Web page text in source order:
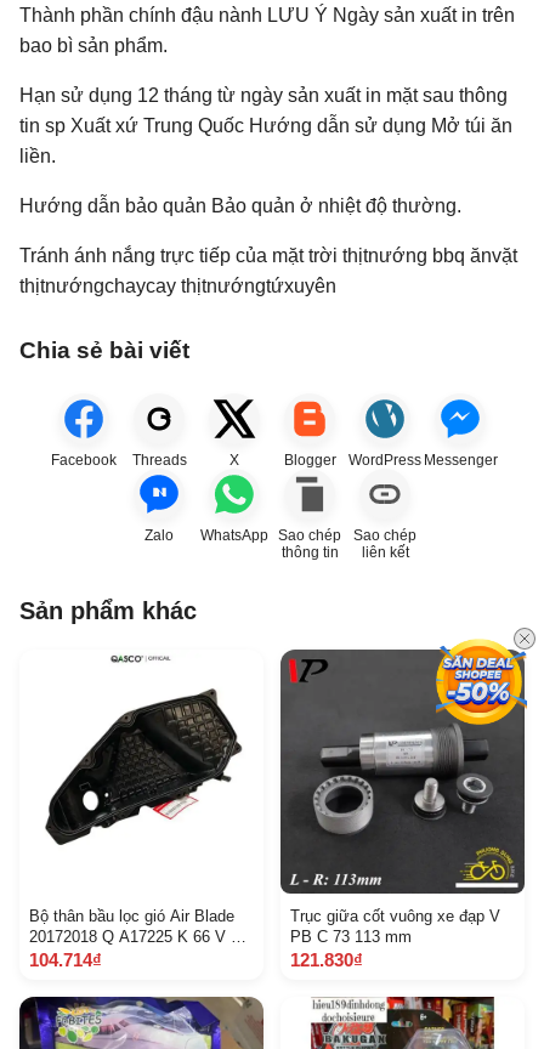
Thành phần chính đậu nành LƯU Ý Ngày sản xuất in trên
bao bì sản phẩm.
Hạn sử dụng 12 tháng từ ngày sản xuất in mặt sau thông
tin sp Xuất xứ Trung Quốc Hướng dẫn sử dụng Mở túi ăn
liền.
Hướng dẫn bảo quản Bảo quản ở nhiệt độ thường.
Tránh ánh nắng trực tiếp của mặt trời thịtnướng bbq ănvặt
thịtnướngchaycay thịtnướngtứxuyên
Chia sẻ bài viết
Facebook Threads X Blogger WordPress Messenger
Zalo WhatsApp Sao chép
thông tin
Sao chép
liên kết
Sản phẩm khác
Bộ thân bầu lọc gió Air Blade
20172018 Q A17225 K 66 V 01
6 B 5 E
104.714₫
Trục giữa cốt vuông xe đạp V
PB C 73 113 mm
121.830₫